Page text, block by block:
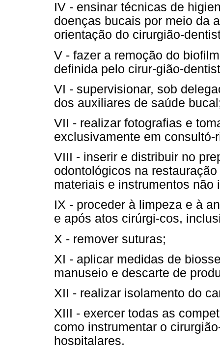
IV - ensinar técnicas de
doenças bucais por meio da
orientação do cirurgião-
V - fazer a remoção do
definida pelo cirur-gião-
VI - supervisionar, sob
dos auxiliares de saúde
VII - realizar fotografias e
exclusivamente em
VIII - inserir e distribuir no
odontológicos na
materiais e instrumentos
IX - proceder à limpeza e à
e após atos cirúrgi-cos,
X - remover suturas;
XI - aplicar medidas de
manuseio e descarte de
XII - realizar isolamento do
XIII - exercer todas as
como instrumentar o
hospitalares.